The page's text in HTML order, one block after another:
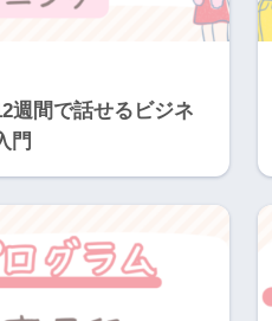
週間で話せるビジネ
門